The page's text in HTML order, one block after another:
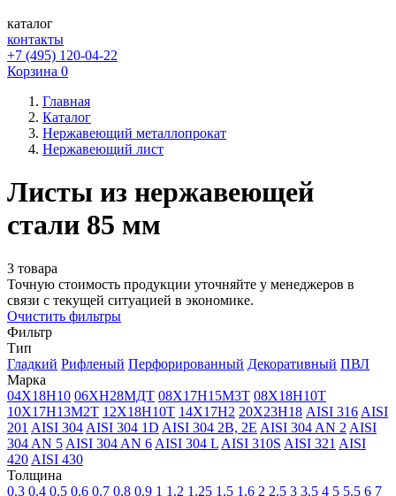
каталог
контакты
+7 (495) 120-04-22
Корзина 0
Главная
Каталог
Нержавеющий металлопрокат
Нержавеющий лист
Листы из нержавеющей
стали 85 мм
3 товара
Точную стоимость продукции уточняйте у менеджеров в
связи с текущей ситуацией в экономике.
Очистить фильтры
Фильтр
Тип
Гладкий Рифленый Перфорированный Декоративный ПВЛ
Марка
04Х18Н10 06ХН28МДТ 08Х17Н15М3Т 08Х18Н10Т
10Х17Н13М2Т 12Х18Н10Т 14Х17Н2 20Х23Н18 AISI 316 AISI
201 AISI 304 AISI 304 1D AISI 304 2B, 2E AISI 304 AN 2 AISI
304 AN 5 AISI 304 AN 6 AISI 304 L AISI 310S AISI 321 AISI
420 AISI 430
Толщина
0.3 0.4 0.5 0.6 0.7 0.8 0.9 1 1.2 1.25 1.5 1.6 2 2.5 3 3.5 4 5 5.5 6 7